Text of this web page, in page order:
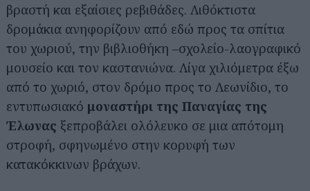
βραστή και εξαίσιες ρεβιθάδες. Λιθόκτιστα
δρομάκια ανηφορίζουν από εδώ προς τα σπίτια
του χωριού, την βιβλιοθήκη –σχολείο-λαογραφικό
μουσείο και τον καστανιώνα. Λίγα χιλιόμετρα έξω
από το χωριό, στον δρόμο προς το Λεωνίδιο, το
εντυπωσιακό μοναστήρι της Παναγίας της
Έλωνας ξεπροβάλει ολόλευκο σε μια απότομη
στροφή, σφηνωμένο στην κορυφή των
κατακόκκινων βράχων.